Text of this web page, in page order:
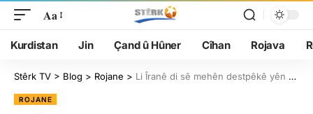
Aa
Kurdistan Jin Çand û Hûner Cîhan Rojava
Stêrk TV > Blog > Rojane > Li Îranê di sê mehên destpêkê yên salê de 230 kes hatin darvekirin
ROJANE